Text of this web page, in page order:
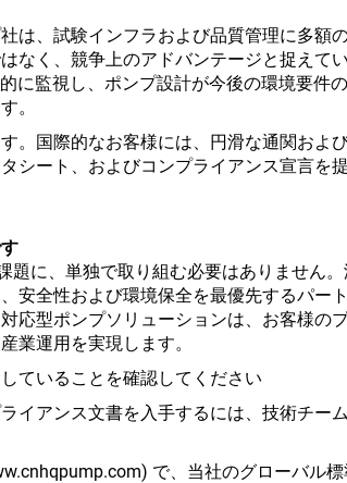
は、試験インフラおよび品質管理に多額
なく、競争上のアドバンテージと捉えて
に監視し、ポンプ設計が今後の環境要件
。
。国際的なお客様には、円滑な通関およ
シート、およびコンプライアンス宣言を
題に、単独で取り組む必要はありません
安全性および環境保全を最優先するパー
応型ポンプソリューションは、お客様の
業運用を実現します。
ていることを確認してください
イアンス文書を入手するには、技術チー
で、当社のグローバル標